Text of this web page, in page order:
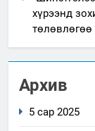
хүрээнд
төлөвлөгөө
Архив
5 сар 2025